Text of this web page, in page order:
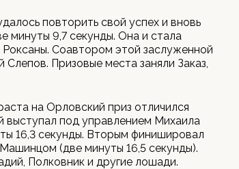
повторить свой успех и вновь
минуты 9,7 секунды. Она и стала
Соавтором этой заслуженной
Призовые места заняли Заказ,
на Орловский приз отличился
под управлением Михаила
16,3 секунды. Вторым финишировал
(две минуты 16,5 секунды).
Полковник и другие лошади.